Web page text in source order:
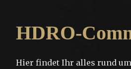
HDRO-
Hier findet Ihr alles rund